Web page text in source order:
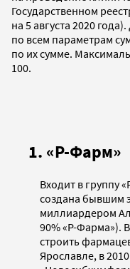
Государственном
на 5 августа 2020
по всем параметрам
по их сумме.
100.
1. «Р-Фарм»
Входит в группу
создана бывшим
миллиардером
90% «Р-Фарма»).
строить
Ярославле, в